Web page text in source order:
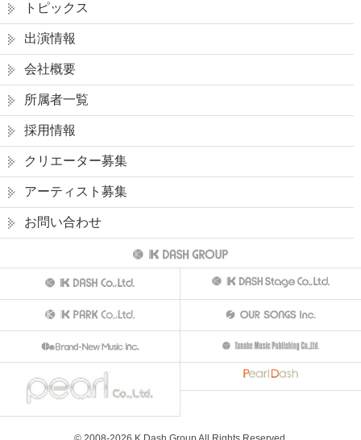
トピックス
出演情報
会社概要
所属者一覧
採用情報
クリエーター募集
アーティスト募集
お問い合わせ